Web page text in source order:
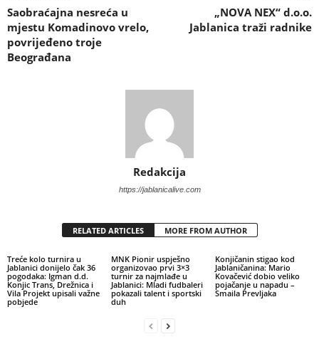
Saobraćajna nesreća u
mjestu Komadinovo vrelo,
povrijeđeno troje
Beograđana
„NOVA NEX“ d.o.o.
Jablanica traži radnike
Redakcija
https://jablanicalive.com
RELATED ARTICLES MORE FROM AUTHOR
Treće kolo turnira u
Jablanici donijelo čak 36
pogodaka: Igman d.d.
Konjic Trans, Drežnica i
Vila Projekt upisali važne
pobjede
MNK Pionir uspješno
organizovao prvi 3×3
turnir za najmlađe u
Jablanici: Mladi fudbaleri
pokazali talent i sportski
duh
Konjičanin stigao kod
Jablaničanina: Mario
Kovačević dobio veliko
pojačanje u napadu –
Smaila Prevljaka